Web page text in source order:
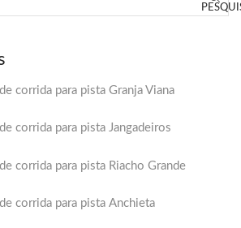
corrida para pista Granja Viana
corrida para pista Jangadeiros
corrida para pista Riacho Grande
corrida para pista Anchieta